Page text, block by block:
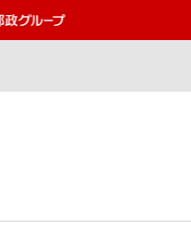
郵便局・日本郵政グルー